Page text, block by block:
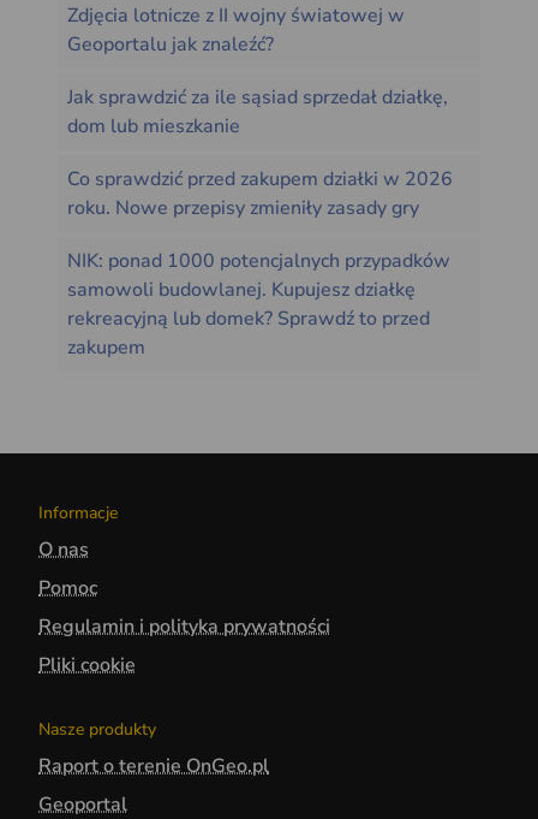
Zdjęcia lotnicze z II wojny światowej w
Geoportalu jak znaleźć?
Jak sprawdzić za ile sąsiad sprzedał działkę,
dom lub mieszkanie
Co sprawdzić przed zakupem działki w 2026
roku. Nowe przepisy zmieniły zasady gry
NIK: ponad 1000 potencjalnych przypadków
samowoli budowlanej. Kupujesz działkę
rekreacyjną lub domek? Sprawdź to przed
zakupem
Informacje
O nas
Pomoc
Regulamin i polityka prywatności
Pliki cookie
Nasze produkty
Raport o terenie OnGeo.pl
Geoportal